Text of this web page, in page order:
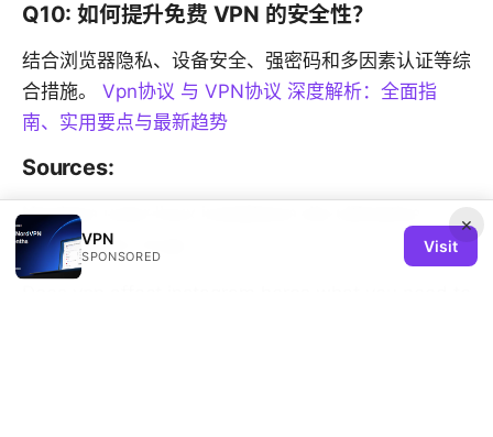
Q10: 如何提升免费 VPN 的安全性？
结合浏览器隐私、设备安全、强密码和多因素认证等综
合措施。 Vpn协议 与 VPN协议 深度解析：全面指
南、实用要点与最新趋势
Sources:
Nordvpn unter linux installieren die ultimative
anleitung fur cli gui
×
VPN
SPONSORED
Visit